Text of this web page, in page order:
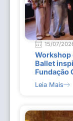
15/07/
Workshop
Ballet
Fundação
Leia Mais